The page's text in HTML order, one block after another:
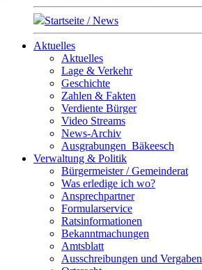
Startseite / News
Aktuelles
Aktuelles
Lage & Verkehr
Geschichte
Zahlen & Fakten
Verdiente Bürger
Video Streams
News-Archiv
Ausgrabungen_Bäkeesch
Verwaltung & Politik
Bürgermeister / Gemeinderat
Was erledige ich wo?
Ansprechpartner
Formularservice
Ratsinformationen
Bekanntmachungen
Amtsblatt
Ausschreibungen und Vergaben